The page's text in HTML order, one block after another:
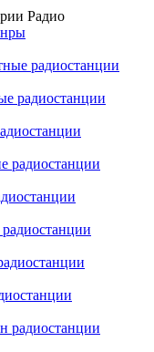
Радио
радиостанции
радиостанции
радиостанции
радиостанции
радиостанции